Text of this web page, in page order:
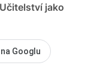
jako
Googlu